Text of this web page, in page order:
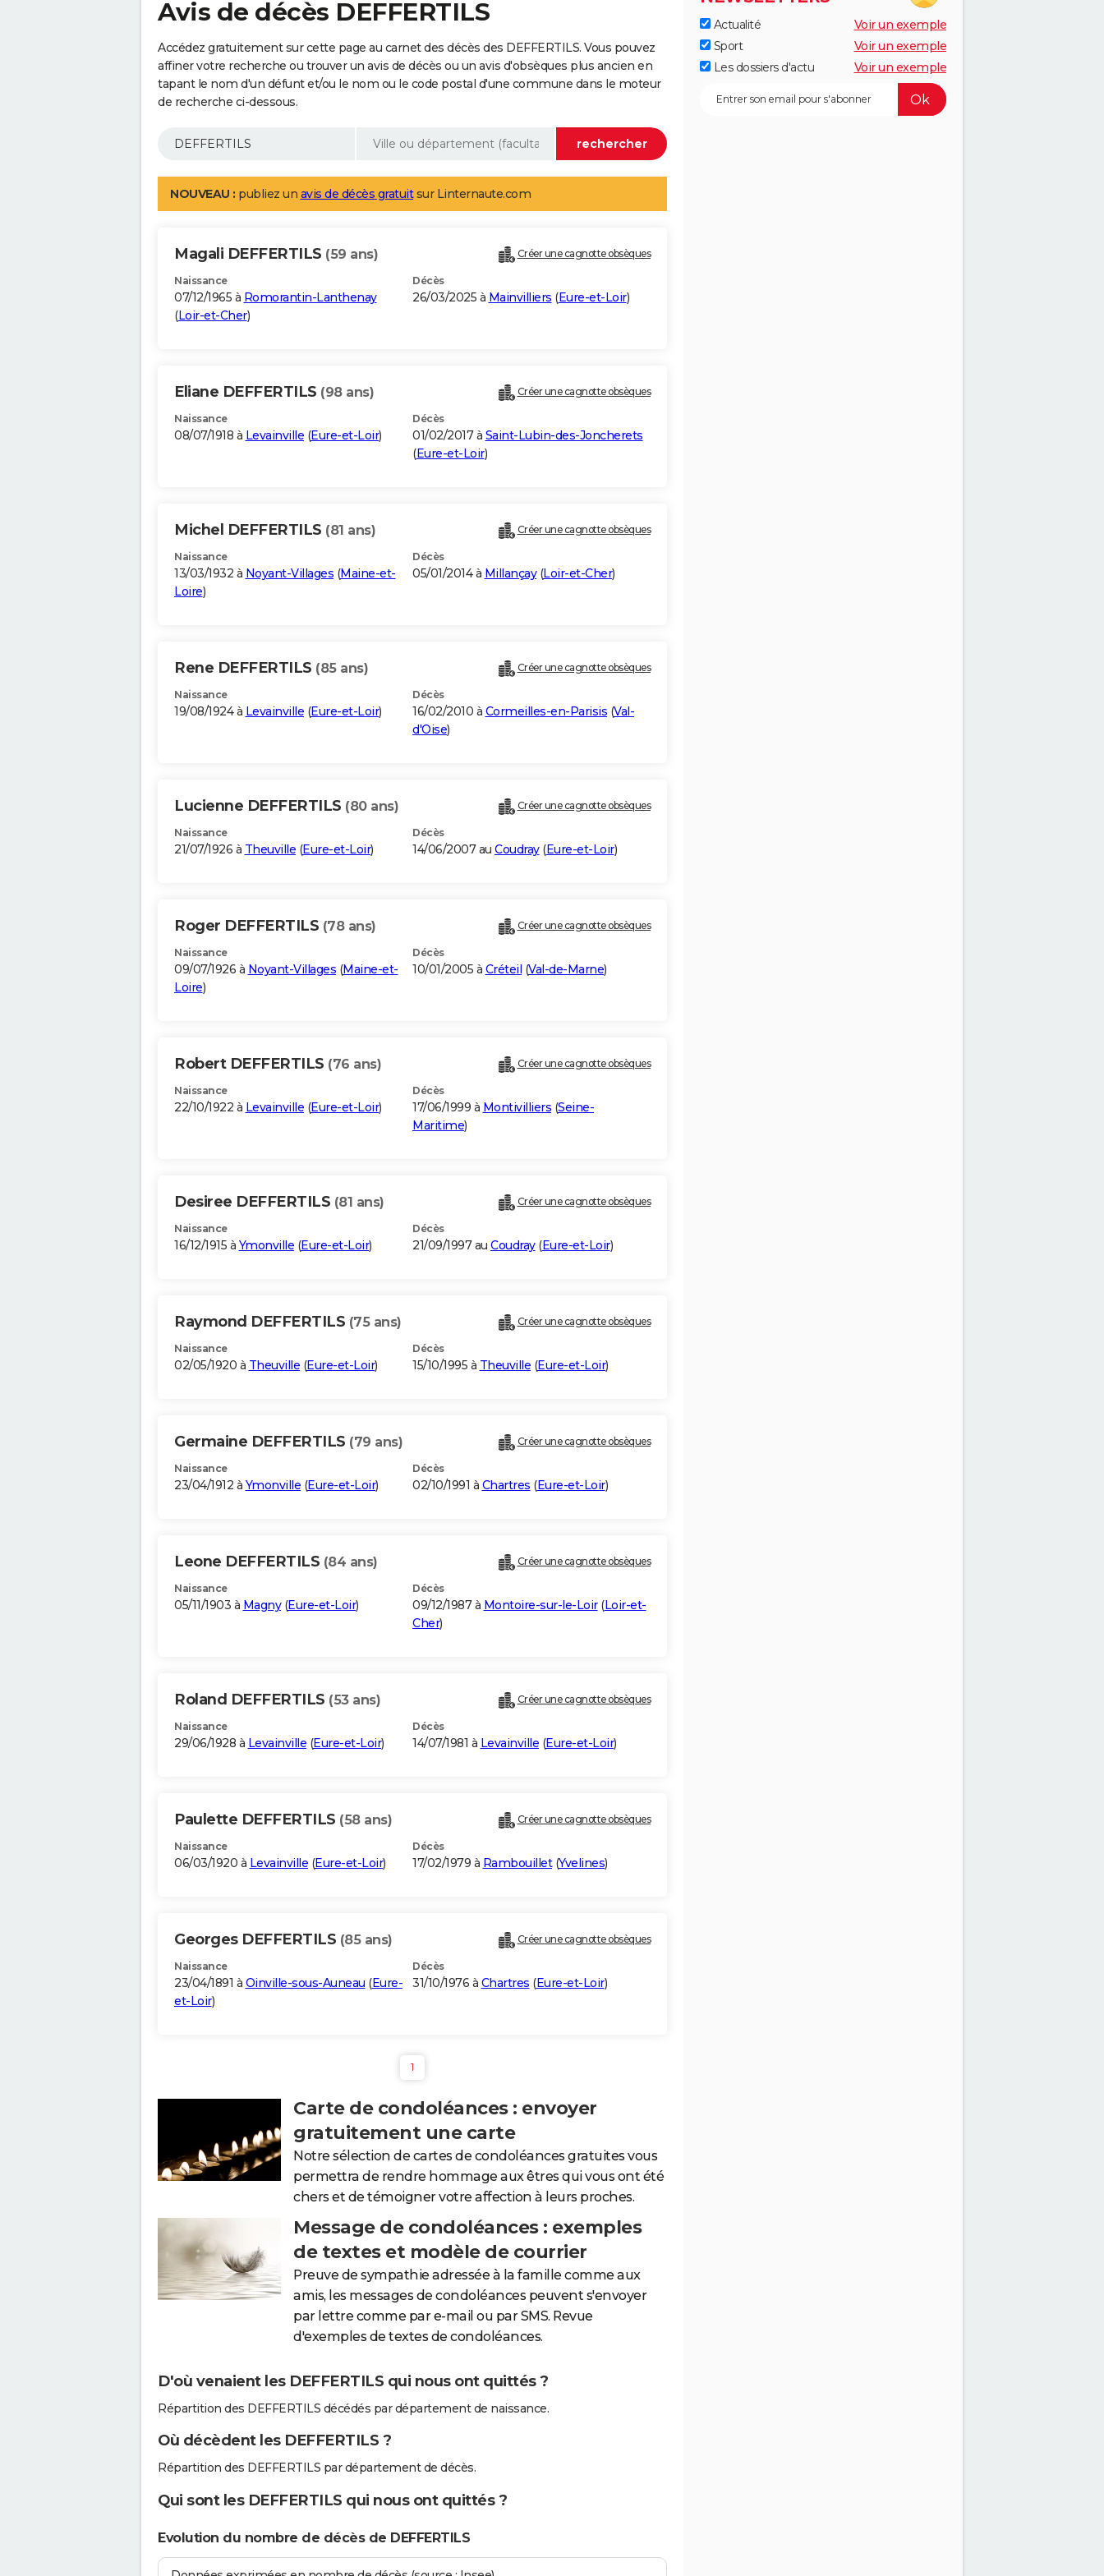
Avis de décès DEFFERTILS
Accédez gratuitement sur cette page au carnet des décès des DEFFERTILS. Vous pouvez
affiner votre recherche ou trouver un avis de décès ou un avis d'obsèques plus ancien en
tapant le nom d'un défunt et/ou le nom ou le code postal d'une commune dans le moteur
de recherche ci-dessous.
NOUVEAU : publiez un avis de décès gratuitsur Linternaute.com
Magali DEFFERTILS (59 ans) Créer une cagnotte obsèques
Naissance
07/12/1965 à Romorantin-Lanthenay
(Loir-et-Cher)
Décès
26/03/2025 à Mainvilliers (Eure-et-Loir)
Eliane DEFFERTILS (98 ans) Créer une cagnotte obsèques
Naissance
08/07/1918 à Levainville (Eure-et-Loir)
Décès
01/02/2017 à Saint-Lubin-des-Joncherets
(Eure-et-Loir)
Michel DEFFERTILS (81 ans) Créer une cagnotte obsèques
Naissance
13/03/1932 à Noyant-Villages (Maine-et-
Loire)
Décès
05/01/2014 à Millançay(Loir-et-Cher)
Rene DEFFERTILS (85 ans) Créer une cagnotte obsèques
Naissance
19/08/1924 à Levainville (Eure-et-Loir)
Décès
16/02/2010 à Cormeilles-en-Parisis (Val-
d'Oise)
Lucienne DEFFERTILS (80 ans) Créer une cagnotte obsèques
Naissance
21/07/1926 à Theuville (Eure-et-Loir)
Décès
14/06/2007 au Coudray(Eure-et-Loir)
Roger DEFFERTILS (78 ans) Créer une cagnotte obsèques
Naissance
09/07/1926 à Noyant-Villages (Maine-et-
Loire)
Décès
10/01/2005 à Créteil (Val-de-Marne)
Robert DEFFERTILS (76 ans) Créer une cagnotte obsèques
Naissance
22/10/1922 à Levainville (Eure-et-Loir)
Décès
17/06/1999 à Montivilliers (Seine-
Maritime)
Desiree DEFFERTILS (81 ans) Créer une cagnotte obsèques
Naissance
16/12/1915 à Ymonville (Eure-et-Loir)
Décès
21/09/1997 au Coudray(Eure-et-Loir)
Raymond DEFFERTILS (75 ans) Créer une cagnotte obsèques
Naissance
02/05/1920 à Theuville (Eure-et-Loir)
Décès
15/10/1995 à Theuville (Eure-et-Loir)
Germaine DEFFERTILS (79 ans) Créer une cagnotte obsèques
Naissance
23/04/1912 à Ymonville (Eure-et-Loir)
Décès
02/10/1991 à Chartres (Eure-et-Loir)
Leone DEFFERTILS (84 ans) Créer une cagnotte obsèques
Naissance
05/11/1903 à Magny(Eure-et-Loir)
Décès
09/12/1987 à Montoire-sur-le-Loir(Loir-et-
Cher)
Roland DEFFERTILS (53 ans) Créer une cagnotte obsèques
Naissance
29/06/1928 à Levainville (Eure-et-Loir)
Décès
14/07/1981 à Levainville (Eure-et-Loir)
Paulette DEFFERTILS (58 ans) Créer une cagnotte obsèques
Naissance
06/03/1920 à Levainville (Eure-et-Loir)
Décès
17/02/1979 à Rambouillet(Yvelines)
Georges DEFFERTILS (85 ans) Créer une cagnotte obsèques
Naissance
23/04/1891 à Oinville-sous-Auneau (Eure-
et-Loir)
Décès
31/10/1976 à Chartres (Eure-et-Loir)
1
Carte de condoléances : envoyer
gratuitement une carte
Notre sélection de cartes de condoléances gratuites vous
permettra de rendre hommage aux êtres qui vous ont été
chers et de témoigner votre affection à leurs proches.
Message de condoléances : exemples
de textes et modèle de courrier
Preuve de sympathie adressée à la famille comme aux
amis, les messages de condoléances peuvent s'envoyer
par lettre comme par e-mail ou par SMS. Revue
d'exemples de textes de condoléances.
D'où venaient les DEFFERTILS qui nous ont quittés ?
Répartition des DEFFERTILS décédés par département de naissance.
Où décèdent les DEFFERTILS ?
Répartition des DEFFERTILS par département de décès.
Qui sont les DEFFERTILS qui nous ont quittés ?
Evolution du nombre de décès de DEFFERTILS
Actualité
Voir un exemple
Sport
Voir un exemple
Les dossiers d'actu
Voir un exemple